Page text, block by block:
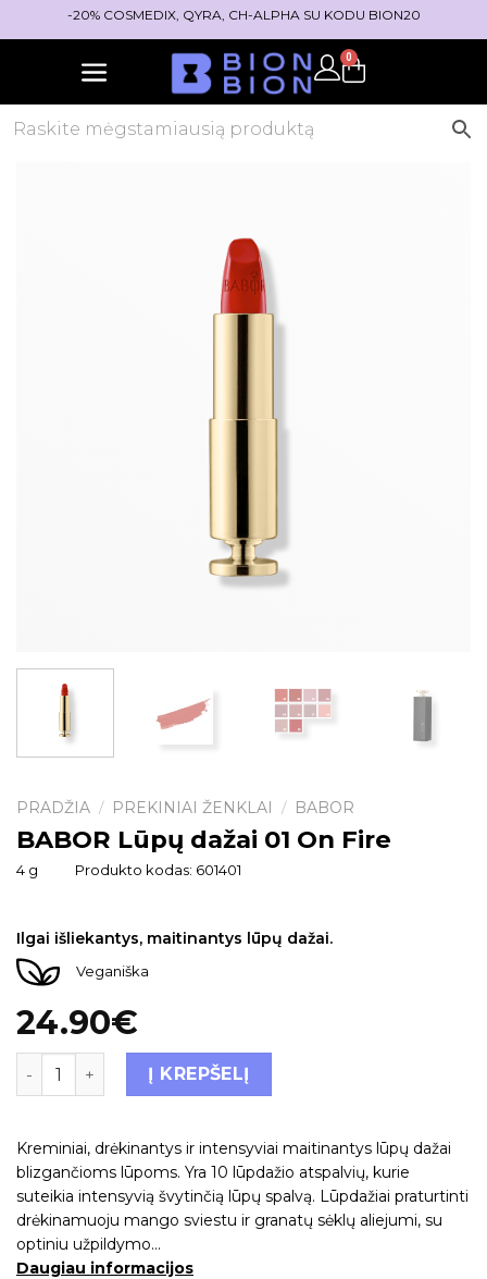
-20% COSMEDIX, QYRA, CH-ALPHA SU KODU BION20
0
PRADŽIA / PREKINIAI ŽENKLAI / BABOR
BABOR Lūpų dažai 01 On Fire
4 g Produkto kodas: 601401
Ilgai išliekantys, maitinantys lūpų dažai.
Veganiška
24.90€
Į KREPŠELĮ
Kreminiai, drėkinantys ir intensyviai maitinantys lūpų dažai
blizgančioms lūpoms. Yra 10 lūpdažio atspalvių, kurie
suteikia intensyvią švytinčią lūpų spalvą. Lūpdažiai praturtinti
drėkinamuoju mango sviestu ir granatų sėklų aliejumi, su
optiniu užpildymo…
Daugiau informacijos